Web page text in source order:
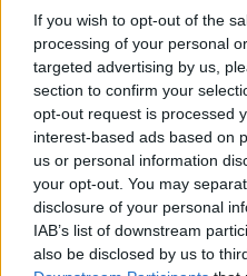
If you wish to opt-out of the
processing of your personal
targeted advertising by us,
section to confirm your
opt-out request is processed
interest-based ads based on
us or personal information
your opt-out. You may
disclosure of your personal
IAB’s list of downstream
also be disclosed by us to
Ηνωμένο Βασίλειο:
στις ένοπλες
για πόλεμο
Walt Disney: Ο
οργανωτικές
θέσεις
Kering: Υποχώρηση